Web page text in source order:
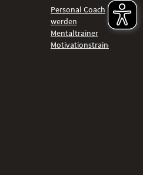
Personal Coach
werden
Mentaltrainer
Motivationstrainer